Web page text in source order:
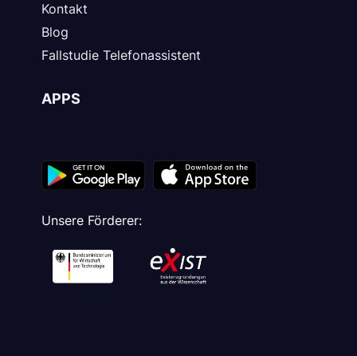
Kontakt
Blog
Fallstudie Telefonassistent
APPS
Unsere Förderer: